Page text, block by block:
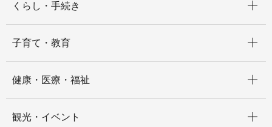
くらし・手続き
子育て・教育
健康・医療・福祉
観光・イベント